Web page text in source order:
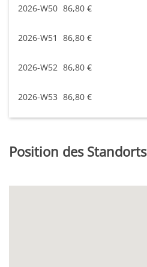
2026-W50 86,80 €
2026-W51 86,80 €
2026-W52 86,80 €
2026-W53 86,80 €
Position des Standorts